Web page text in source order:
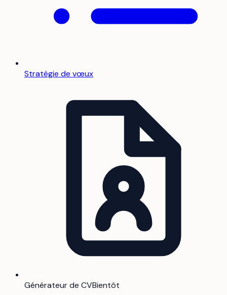
Stratégie de vœux
Générateur de CVBientôt